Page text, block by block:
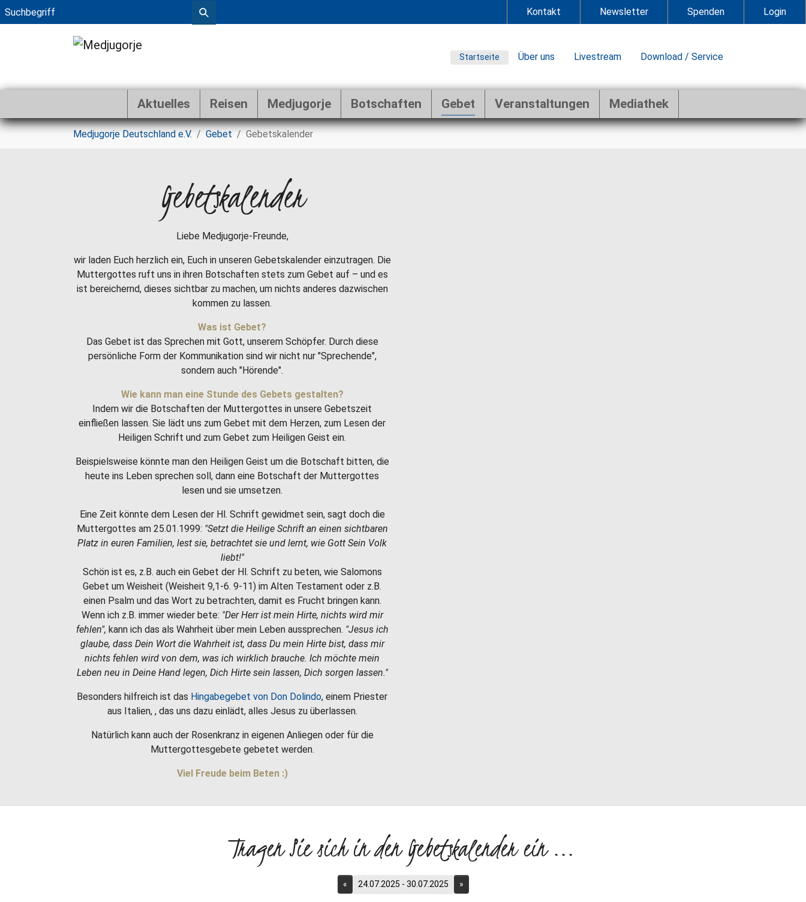
Zum Hauptinhalt springen
Kontakt Newsletter Spenden Login
Startseite Über uns Livestream Download / Service
Aktuelles Reisen Medjugorje Botschaften Gebet Veranstaltungen Mediathek
Sie sind hier:
Medjugorje Deutschland e.V. Gebet Gebetskalender
Gebetskalender
Liebe Medjugorje-Freunde,
wir laden Euch herzlich ein, Euch in unseren Gebetskalender einzutragen. Die
Muttergottes ruft uns in ihren Botschaften stets zum Gebet auf – und es
ist bereichernd, dieses sichtbar zu machen, um nichts anderes dazwischen
kommen zu lassen.
Was ist Gebet?
Das Gebet ist das Sprechen mit Gott, unserem Schöpfer. Durch diese
persönliche Form der Kommunikation sind wir nicht nur "Sprechende",
sondern auch "Hörende".
Wie kann man eine Stunde des Gebets gestalten?
Indem wir die Botschaften der Muttergottes in unsere Gebetszeit
einfließen lassen. Sie lädt uns zum Gebet mit dem Herzen, zum Lesen der
Heiligen Schrift und zum Gebet zum Heiligen Geist ein.
Beispielsweise könnte man den Heiligen Geist um die Botschaft bitten, die
heute ins Leben sprechen soll, dann eine Botschaft der Muttergottes
lesen und sie umsetzen.
Eine Zeit könnte dem Lesen der Hl. Schrift gewidmet sein, sagt doch die
Muttergottes am 25.01.1999: "Setzt die Heilige Schrift an einen sichtbaren
Platz in euren Familien, lest sie, betrachtet sie und lernt, wie Gott Sein Volk
liebt!"
Schön ist es, z.B. auch ein Gebet der Hl. Schrift zu beten, wie Salomons
Gebet um Weisheit (Weisheit 9,1-6. 9-11) im Alten Testament oder z.B.
einen Psalm und das Wort zu betrachten, damit es Frucht bringen kann.
Wenn ich z.B. immer wieder bete: "Der Herr ist mein Hirte, nichts wird mir
fehlen", kann ich das als Wahrheit über mein Leben aussprechen. "Jesus ich
glaube, dass Dein Wort die Wahrheit ist, dass Du mein Hirte bist, dass mir
nichts fehlen wird von dem, was ich wirklich brauche. Ich möchte mein
Leben neu in Deine Hand legen, Dich Hirte sein lassen, Dich sorgen lassen."
Besonders hilfreich ist das Hingabegebet von Don Dolindo, einem Priester
aus Italien, , das uns dazu einlädt, alles Jesus zu überlassen.
Natürlich kann auch der Rosenkranz in eigenen Anliegen oder für die
Muttergottesgebete gebetet werden.
Viel Freude beim Beten :)
Tragen Sie sich in den Gebetskalender ein ...
« 24.07.2025 - 30.07.2025 »